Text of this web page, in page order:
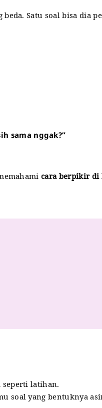
Satu soal bisa dia
sama nggak?”
cara berpikir di
latihan.
soal yang bentuknya